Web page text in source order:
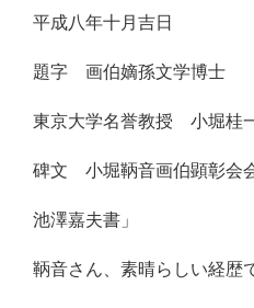
平成八年十月吉日
題字 画伯嫡孫文学博士
東京大学名誉教授 小堀桂
碑文 小堀鞆音画伯顕彰会
池澤嘉夫書」
鞆音さん、素晴らしい経歴